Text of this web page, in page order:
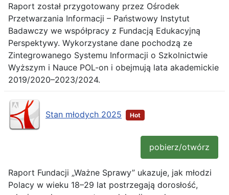
Raport został przygotowany przez Ośrodek
Przetwarzania Informacji – Państwowy Instytut
Badawczy we współpracy z Fundacją Edukacyjną
Perspektywy. Wykorzystane dane pochodzą ze
Zintegrowanego Systemu Informacji o Szkolnictwie
Wyższym i Nauce POL-on i obejmują lata akademickie
2019/2020–2023/2024.
Stan młodych 2025 Hot
pobierz/otwórz
Raport Fundacji „Ważne Sprawy” ukazuje, jak młodzi
Polacy w wieku 18–29 lat postrzegają dorosłość,